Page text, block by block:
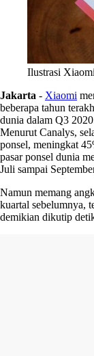
Ilustrasi
Jakarta - Xiaomi
beberapa tahun
dunia dalam Q3
Menurut Canalys,
ponsel, meningkat
pasar ponsel dunia
Juli sampai
Namun memang
kuartal sebelumnya,
demikian dikutip